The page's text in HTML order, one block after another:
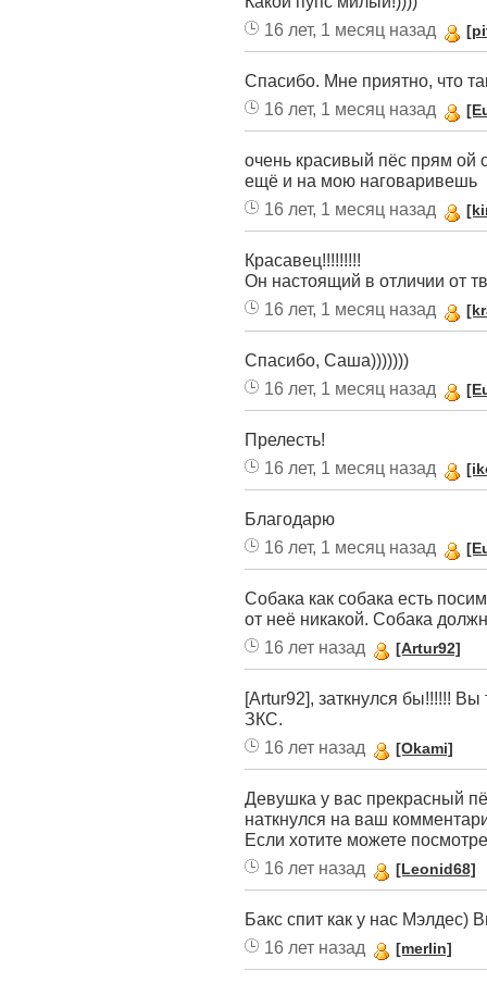
16 лет, 1 месяц назад
Спасибо. Мне приятно, что
16 лет, 1 месяц назад
очень красивый пёс прям ой
ещё и на мою наговаривешь
16 лет, 1 месяц назад
Красавец!!!!!!!!!
Он настоящий в отличии от
16 лет, 1 месяц назад
Спасибо, Саша)))))))
16 лет, 1 месяц назад
Прелесть!
16 лет, 1 месяц назад
Благодарю
16 лет, 1 месяц назад
Собака как собака есть
от неё никакой. Собака
16 лет назад
[Artur92]
[Artur92], заткнулся бы!!!!!! Вы
ЗКС.
16 лет назад
[Okami]
Девушка у вас прекрасный
наткнулся на ваш
Если хотите можете
16 лет назад
[Leonid68]
Бакс спит как у нас Мэлдес)
16 лет назад
[merlin]